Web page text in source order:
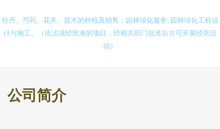
牡丹、芍药、花卉、苗木的种植及销售；园林绿化服务; 园林绿化工程设
计与施工。（依法须经批准的项目，经相关部门批准后方可开展经营活
动）
公司简介
-